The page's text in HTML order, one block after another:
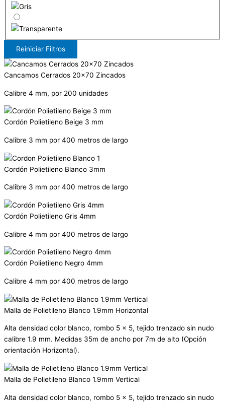
Reiniciar Filtros
Cancamos Cerrados 20x70 Zincados
Calibre 4 mm, por 200 unidades
Cordón Polietileno Beige 3 mm
Calibre 3 mm por 400 metros de largo
Cordón Polietileno Blanco 3mm
Calibre 3 mm por 400 metros de largo
Cordón Polietileno Gris 4mm
Calibre 4 mm por 400 metros de largo
Cordón Polietileno Negro 4mm
Calibre 4 mm por 400 metros de largo
Malla de Polietileno Blanco 1.9mm Horizontal
Alta densidad color blanco, rombo 5 x 5, tejido trenzado sin nudo
calibre 1.9 mm. Medidas 35m de ancho por 7m de alto (Opción
orientación Horizontal).
Malla de Polietileno Blanco 1.9mm Vertical
Alta densidad color blanco, rombo 5 x 5, tejido trenzado sin nudo